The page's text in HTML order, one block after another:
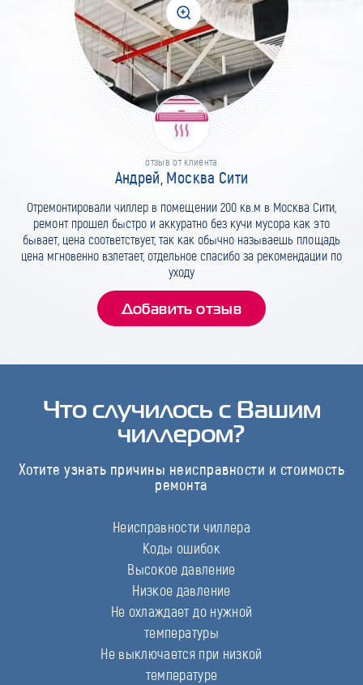
отзыв от клиента
Андрей, Москва Сити
Отремонтировали чиллер в помещении 200 кв.м в Москва Сити,
ремонт прошел быстро и аккуратно без кучи мусора как это
бывает, цена соответствует, так как обычно называешь площадь
цена мгновенно взлетает, отдельное спасибо за рекомендации по
уходу
Добавить отзыв
Что случилось с Вашим
чиллером?
Хотите узнать причины неисправности и стоимость
ремонта
Неисправности чиллера
Коды ошибок
Высокое давление
Низкое давление
Не охлаждает до нужной
температуры
Не выключается при низкой
температуре